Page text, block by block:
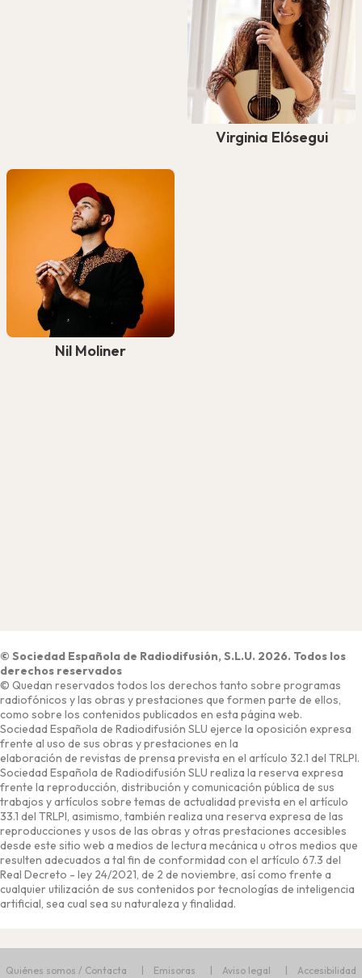
Virginia Elósegui
Nil Moliner
© Sociedad Española de Radiodifusión, S.L.U. 2026. Todos los
derechos reservados
© Quedan reservados todos los derechos tanto sobre programas
radiofónicos y las obras y prestaciones que formen parte de ellos,
como sobre los contenidos publicados en esta página web.
Sociedad Española de Radiodifusión SLU ejerce la oposición expresa
frente al uso de sus obras y prestaciones en la
elaboración de revistas de prensa prevista en el artículo 32.1 del TRLPI.
Sociedad Española de Radiodifusión SLU realiza la reserva expresa
frente la reproducción, distribución y comunicación pública de sus
trabajos y artículos sobre temas de actualidad prevista en el artículo
33.1 del TRLPI, asimismo, también realiza una reserva expresa de las
reproducciones y usos de las obras y otras prestaciones accesibles
desde este sitio web a medios de lectura mecánica u otros medios que
resulten adecuados a tal fin de conformidad con el artículo 67.3 del
Real Decreto - ley 24/2021, de 2 de noviembre, así como frente a
cualquier utilización de sus contenidos por tecnologías de inteligencia
artificial, sea cual sea su naturaleza y finalidad.
Quiénes somos / Contacta Emisoras Aviso legal Accesibilidad